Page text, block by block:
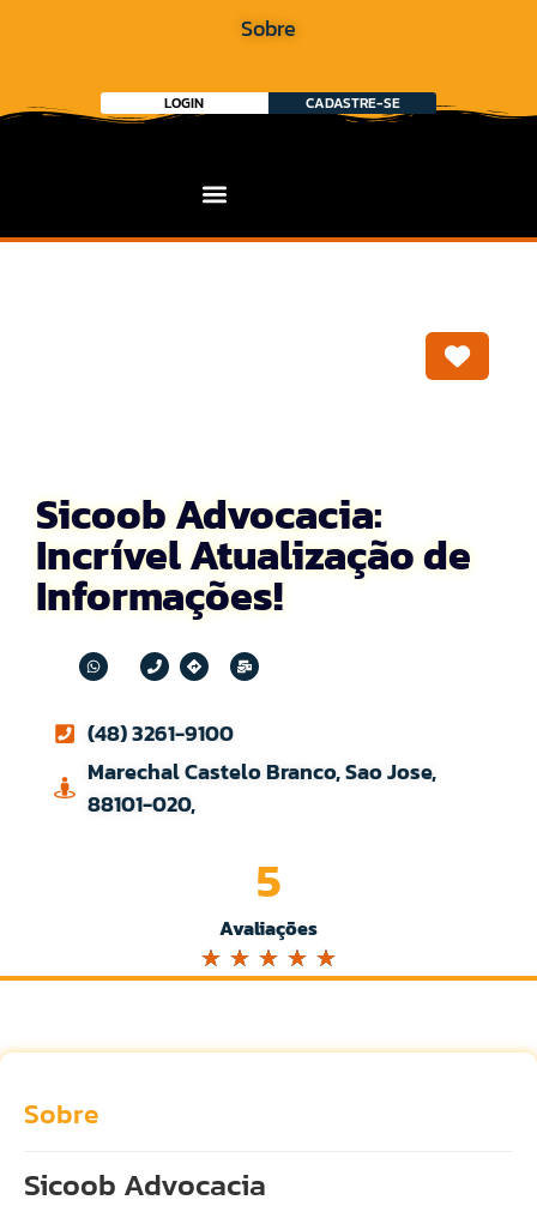
Sobre
LOGIN CADASTRE-SE
Sicoob Advocacia:
Incrível Atualização de
Informações!
(48) 3261-9100
Marechal Castelo Branco, Sao Jose,
88101-020,
Avaliações
5
☆ ☆ ☆ ☆ ☆
Sobre
Sicoob Advocacia